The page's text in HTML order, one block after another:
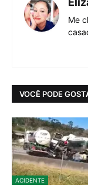
Me
VOCÊ PODE
ACIDENTE